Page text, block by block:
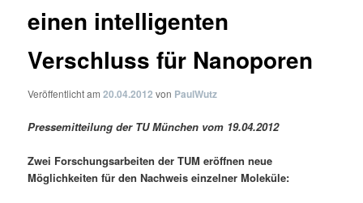
einen intelligenten
Verschluss für Nanoporen
Veröffentlicht am20.04.2012 von PaulWutz
Pressemitteilung der TU München vom 19.04.2012
Zwei Forschungsarbeiten der TUM eröffnen neue
Möglichkeiten für den Nachweis einzelner Moleküle: